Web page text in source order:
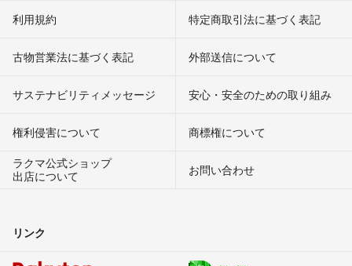
利用規約 特定商取引法に基づく表記
古物営業法に基づく表記 外部送信について
サステナビリティメッセージ 安心・安全のための取り組み
権利侵害について
商標権について
ラクマ公式ショップ
出店について
お問い合わせ
リンク